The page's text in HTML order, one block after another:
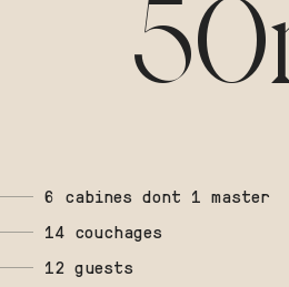
6 cabines dont 1 master
14 couchages
12 guests